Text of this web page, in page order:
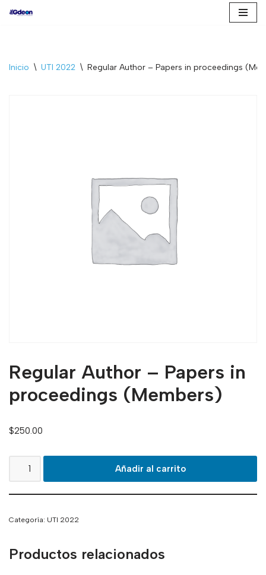
contenido
Inicio \ UTI 2022 \ Regular Author – Papers in proceedings
Regular Author – Papers in
proceedings (Members)
$250.00
Añadir al carrito
Categoría: UTI 2022
Productos relacionados